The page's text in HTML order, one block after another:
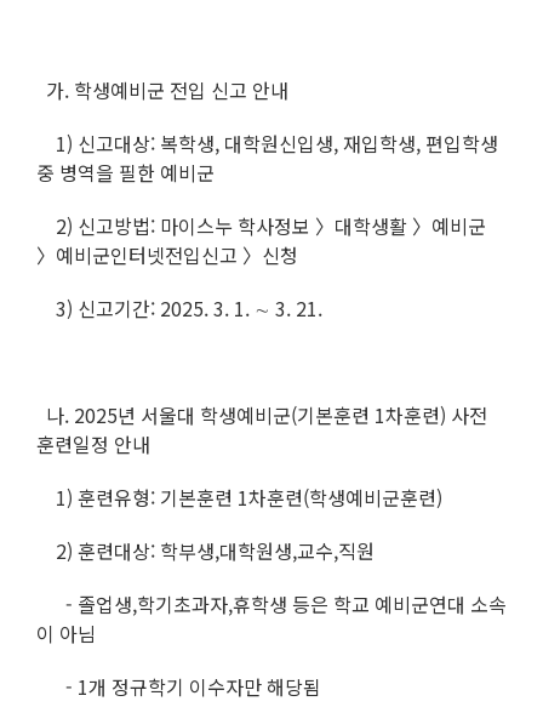
가. 학생예비군 전입 신고 안내
1) 신고대상: 복학생, 대학원신입생, 재입학생, 편입학생
중 병역을 필한 예비군
2) 신고방법: 마이스누 학사정보 〉대학생활 〉예비군
〉예비군인터넷전입신고 〉신청
3) 신고기간: 2025. 3. 1. ∼ 3. 21.
나. 2025년 서울대 학생예비군(기본훈련 1차훈련) 사전
훈련일정 안내
1) 훈련유형: 기본훈련 1차훈련(학생예비군훈련)
2) 훈련대상: 학부생,대학원생,교수,직원
- 졸업생,학기초과자,휴학생 등은 학교 예비군연대 소속
이 아님
- 1개 정규학기 이수자만 해당됨